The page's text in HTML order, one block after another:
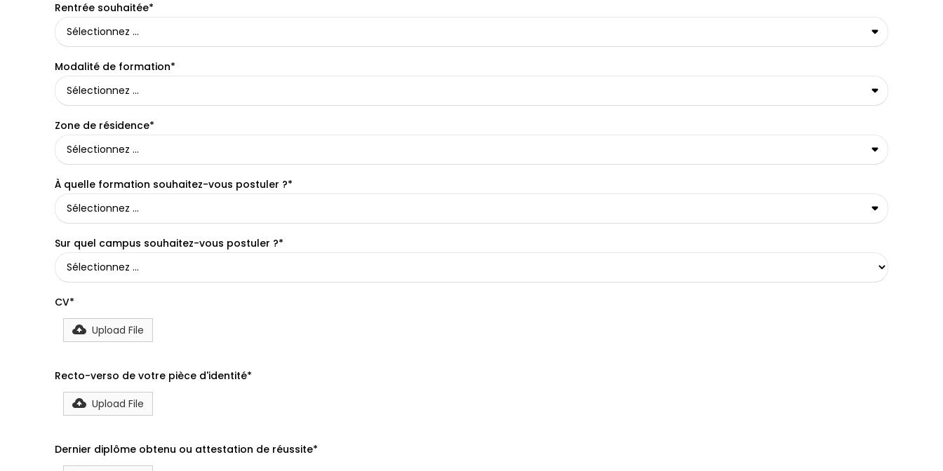
Rentrée souhaitée*
Modalité de formation*
Zone de résidence*
À quelle formation souhaitez-vous postuler ?*
Sur quel campus souhaitez-vous postuler ?*
CV*
Upload File
Recto-verso de votre pièce d'identité*
Upload File
Dernier diplôme obtenu ou attestation de réussite*